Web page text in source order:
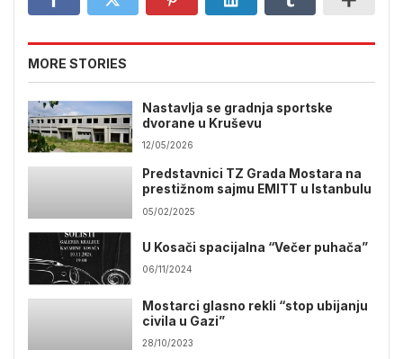
MORE STORIES
Nastavlja se gradnja sportske
dvorane u Kruševu
12/05/2026
Predstavnici TZ Grada Mostara na
prestižnom sajmu EMITT u Istanbulu
05/02/2025
U Kosači spacijalna “Večer puhača”
06/11/2024
Mostarci glasno rekli “stop ubijanju
civila u Gazi”
28/10/2023